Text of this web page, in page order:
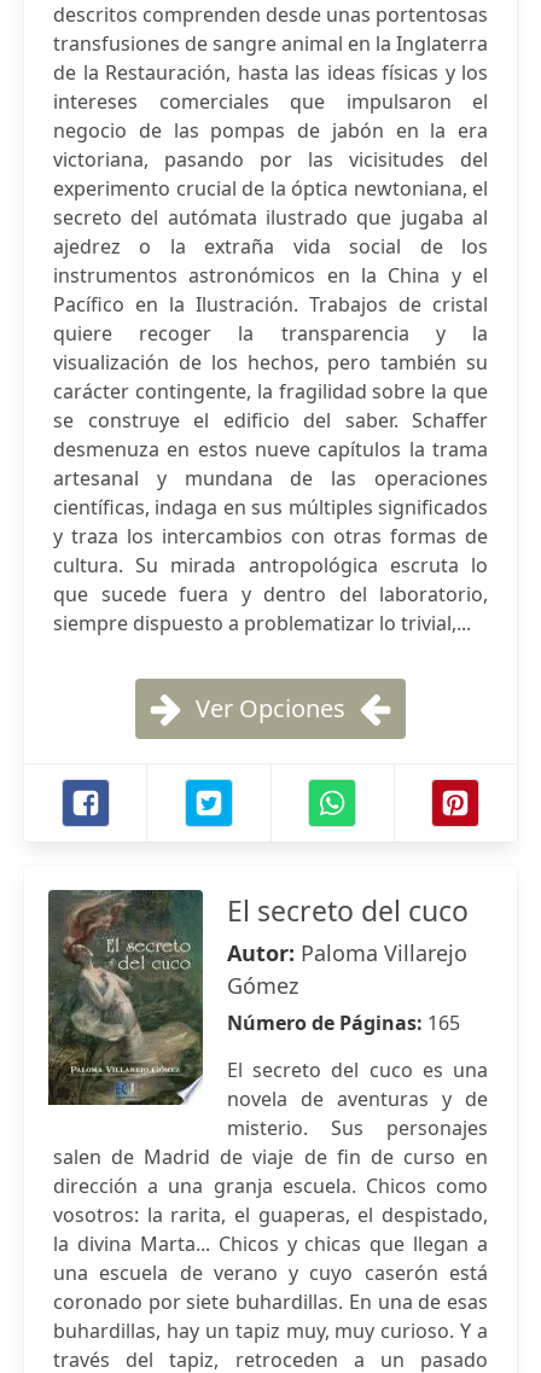
descritos comprenden desde unas portentosas
transfusiones de sangre animal en la Inglaterra
de la Restauración, hasta las ideas físicas y los
intereses comerciales que impulsaron el
negocio de las pompas de jabón en la era
victoriana, pasando por las vicisitudes del
experimento crucial de la óptica newtoniana, el
secreto del autómata ilustrado que jugaba al
ajedrez o la extraña vida social de los
instrumentos astronómicos en la China y el
Pacífico en la Ilustración. Trabajos de cristal
quiere recoger la transparencia y la
visualización de los hechos, pero también su
carácter contingente, la fragilidad sobre la que
se construye el edificio del saber. Schaffer
desmenuza en estos nueve capítulos la trama
artesanal y mundana de las operaciones
científicas, indaga en sus múltiples significados
y traza los intercambios con otras formas de
cultura. Su mirada antropológica escruta lo
que sucede fuera y dentro del laboratorio,
siempre dispuesto a problematizar lo trivial,...
Ver Opciones
El secreto del cuco
Autor: Paloma Villarejo
Gómez
Número de Páginas: 165
El secreto del cuco es una
novela de aventuras y de
misterio. Sus personajes
salen de Madrid de viaje de fin de curso en
dirección a una granja escuela. Chicos como
vosotros: la rarita, el guaperas, el despistado,
la divina Marta... Chicos y chicas que llegan a
una escuela de verano y cuyo caserón está
coronado por siete buhardillas. En una de esas
buhardillas, hay un tapiz muy, muy curioso. Y a
través del tapiz, retroceden a un pasado